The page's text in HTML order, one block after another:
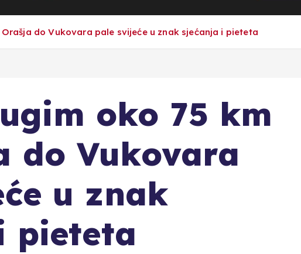
do Vukovara pale svijeće u znak sjećanja i pieteta
oko 75 km
do Vukovara
u znak
pieteta